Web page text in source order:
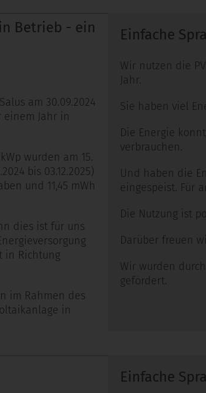
Einfache
Wir nutzen die
Jahr.
Sie haben viel
Die Energie
verbrauchen.
Und haben die
eingespeist. Für
Die Nutzung ist
Darüber freuen
Wir wurden
gefördert.
Betrieb - ein
am 30.09.2024
Jahr in
wurden am 15.
bis 03.12.2025)
und 11,45 mWh
dies ist für uns
in Richtung
im Rahmen des
in
Einfache